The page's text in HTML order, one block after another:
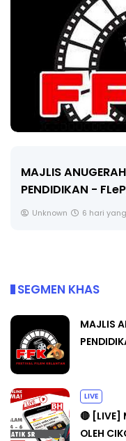
🔴 [LIVE]
CIKGU ANITA
SEGMEN KHAS
MAJLIS
LIVE
🔴 [LIVE]
OLEH